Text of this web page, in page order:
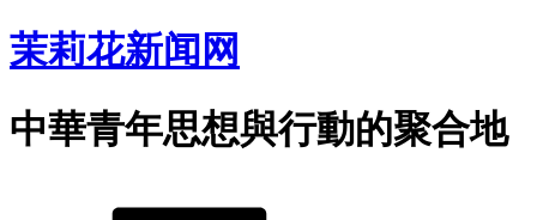
茉莉花新闻网
中華青年思想與行動的聚合地